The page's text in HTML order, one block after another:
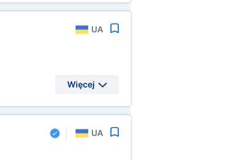
UA
Więcej
UA